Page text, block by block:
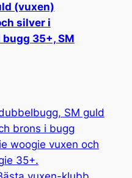
(vuxen)
silver i
35+, SM
SM guld
brons i bugg
woogie vuxen och
35+.